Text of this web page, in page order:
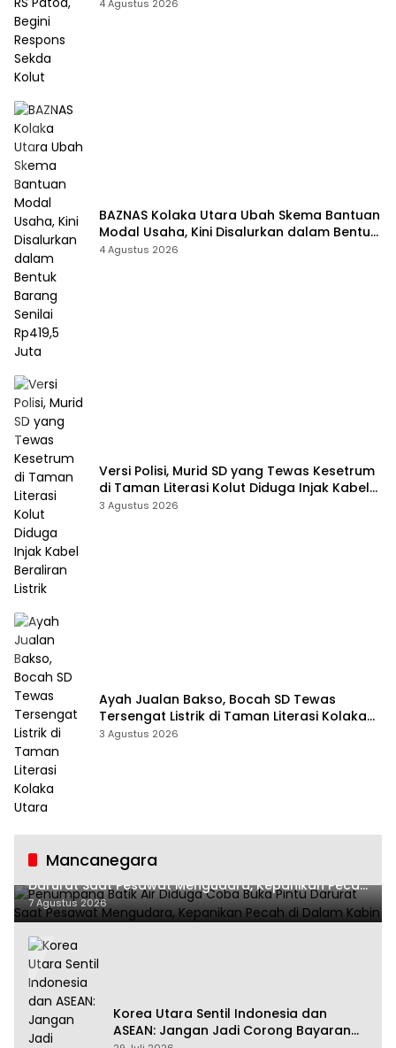
4 Agustus 2026
BAZNAS Kolaka Utara Ubah Skema Bantuan
Modal Usaha, Kini Disalurkan dalam Bentuk
Barang Senilai Rp419,5 Juta
4 Agustus 2026
Versi Polisi, Murid SD yang Tewas Kesetrum
di Taman Literasi Kolut Diduga Injak Kabel
Beraliran Listrik
3 Agustus 2026
Ayah Jualan Bakso, Bocah SD Tewas
Tersengat Listrik di Taman Literasi Kolaka
Utara
3 Agustus 2026
Mancanegara
Penumpang Batik Air Diduga Coba Buka Pintu
Darurat Saat Pesawat Mengudara, Kepanikan Pecah
di Dalam Kabin
7 Agustus 2026
Korea Utara Sentil Indonesia dan
ASEAN: Jangan Jadi Corong Bayaran